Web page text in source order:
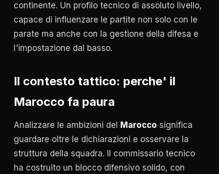
continente. Un profilo tecnico di assoluto livello,
capace di influenzare le partite non solo con le
parate ma anche con la gestione della difesa e
l'impostazione dal basso.
Il contesto tattico: perche' il
Marocco fa paura
Analizzare le ambizioni del Marocco significa
guardare oltre le dichiarazioni e osservare la
struttura della squadra. Il commissario tecnico
ha costruito un blocco difensivo solido, con